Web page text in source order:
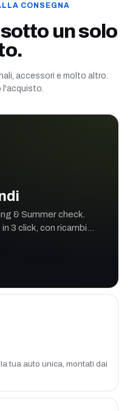
CONSEGNA
un solo
accessori e molto altro.
l'acquisto.
& Summer check.
3 click, con ricambi
tua auto unica, montati dai